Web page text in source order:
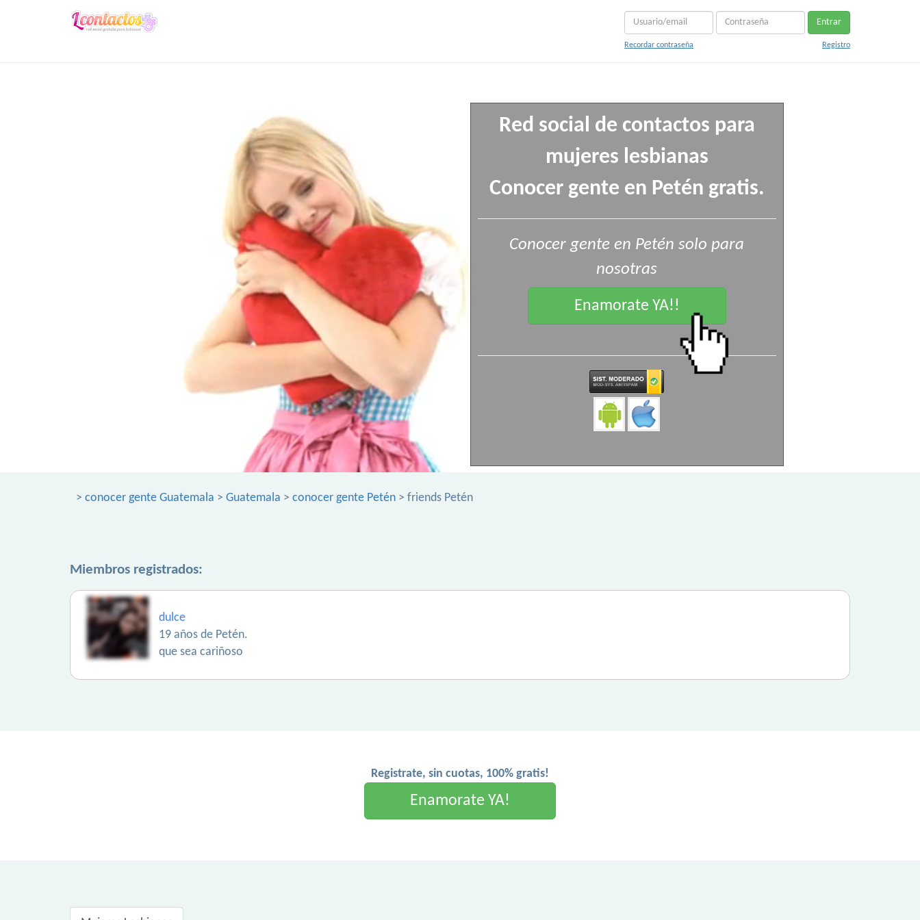
Entrar
Recordar contraseña Registro
Red social de contactos para
mujeres lesbianas
Conocer gente en Petén gratis.
Conocer gente en Petén solo para
nosotras
Enamorate YA!!
> conocer gente Guatemala > Guatemala > conocer gente Petén > friends Petén
Miembros registrados:
dulce
19 años de Petén.
que sea cariñoso
Registrate, sin cuotas, 100% gratis!
Enamorate YA!